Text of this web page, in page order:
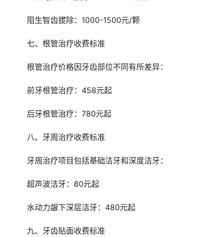
	阻生智齿拔除：1000-1500元/颗
	七、根管治疗收费标准
	根管治疗价格因牙齿部位不同有所差异：
	前牙根管治疗：458元起
	后牙根管治疗：780元起
	八、牙周治疗收费标准
	牙周治疗项目包括基础洁牙和深度洁牙：
	超声波洁牙：80元起
	水动力龈下深层洁牙：480元起
	九、牙齿贴面收费标准